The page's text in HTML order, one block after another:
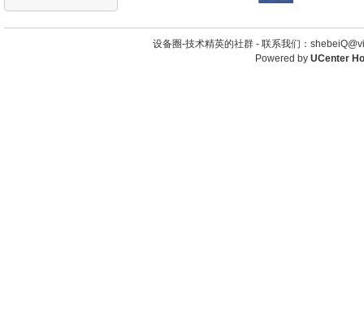
设备圈-技术精英的社群 - 联系我们：
Powered by UCenter